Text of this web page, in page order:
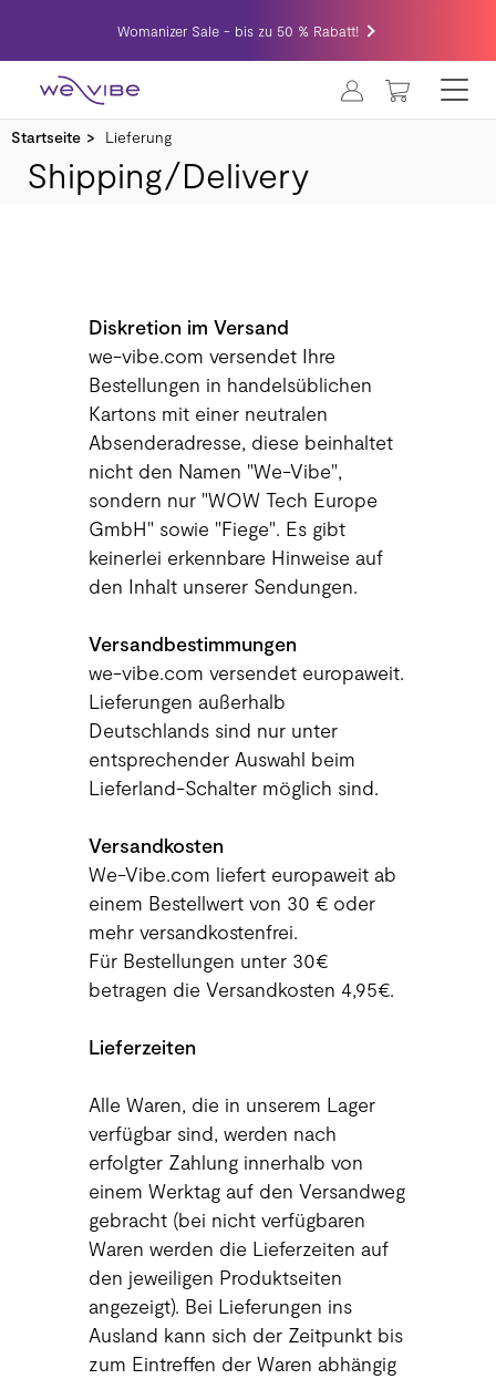
Womanizer Sale - bis zu 50 % Rabatt!
MEIN
Startseite Lieferung
Shipping/Delivery
Diskretion im Versand
we-vibe.com versendet Ihre
Bestellungen in handelsüblichen
Kartons mit einer neutralen
Absenderadresse, diese beinhaltet
nicht den Namen "We-Vibe",
sondern nur "WOW Tech Europe
GmbH" sowie "Fiege". Es gibt
keinerlei erkennbare Hinweise auf
den Inhalt unserer Sendungen.
Versandbestimmungen
we-vibe.com versendet europaweit.
Lieferungen außerhalb
Deutschlands sind nur unter
entsprechender Auswahl beim
Lieferland-Schalter möglich sind.
Versandkosten
We-Vibe.com liefert europaweit ab
einem Bestellwert von 30 € oder
mehr versandkostenfrei.
Für Bestellungen unter 30€
betragen die Versandkosten 4,95€.
Lieferzeiten
Alle Waren, die in unserem Lager
verfügbar sind, werden nach
erfolgter Zahlung innerhalb von
einem Werktag auf den Versandweg
gebracht (bei nicht verfügbaren
Waren werden die Lieferzeiten auf
den jeweiligen Produktseiten
angezeigt). Bei Lieferungen ins
Ausland kann sich der Zeitpunkt bis
zum Eintreffen der Waren abhängig